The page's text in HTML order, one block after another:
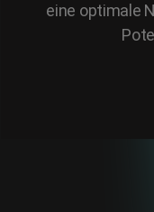
eine optimale